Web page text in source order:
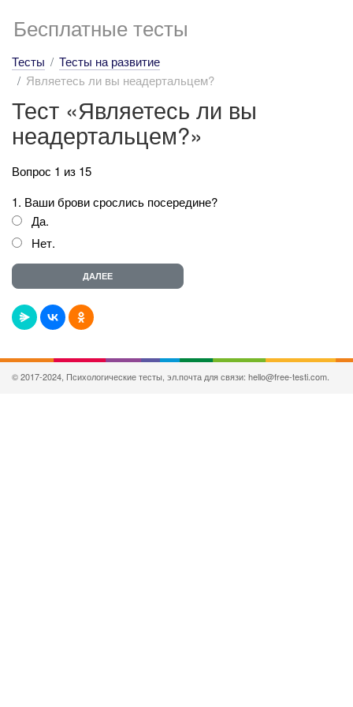
Бесплатные тесты
Тесты
Тесты на развитие
Являетесь ли вы неадертальцем?
Тест «Являетесь ли вы
неадертальцем?»
Вопрос 1 из 15
1. Ваши брови срослись посередине?
Да.
Нет.
© 2017-2024, Психологические тесты, эл.почта для связи: hello@free-testi.com.